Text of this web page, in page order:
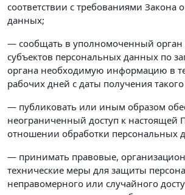
соответствии с требованиями Закона
данных;
— сообщать в уполномоченный орган
субъектов персональных данных по
органа необходимую информацию в
рабочих дней с даты получения такого
— публиковать или иным образом
неограниченный доступ к настоящей
отношении обработки персональных
— принимать правовые,
технические меры для защиты
неправомерного или случайного